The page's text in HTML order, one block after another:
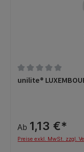
Durchschnittliche
unilite®
Ab 1,13 €*
Preise exkl. MwSt. zzgl.